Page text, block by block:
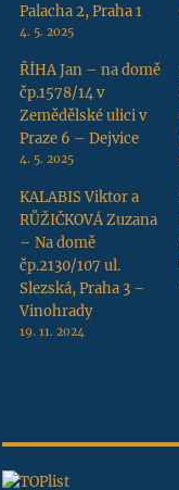
Palacha 2, Praha 1
4. 5. 2025
ŘÍHA Jan – na domě
čp.1578/14 v
Zemědělské ulici v
Praze 6 – Dejvice
4. 5. 2025
KALABIS Viktor a
RŮŽIČKOVÁ Zuzana
– Na domě
čp.2130/107 ul.
Slezská, Praha 3 –
Vinohrady
19. 11. 2024